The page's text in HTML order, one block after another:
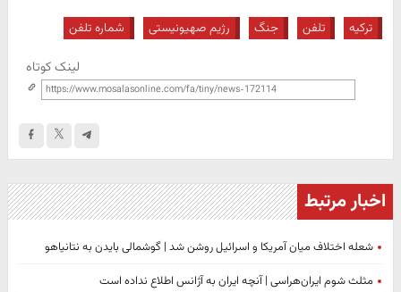
ترکیه تلفن جنگ رژیم صهیونیستی شماره تلفن
لینک کوتاه
اخبار مرتبط
شعله اختلاف میان آمریکا و اسرائیل روشن شد | گوشمالی بایدن به نتانیاهو
مثلث شوم ایران‌هراسی | آنچه ایران به آژانس اطلاع نداده است